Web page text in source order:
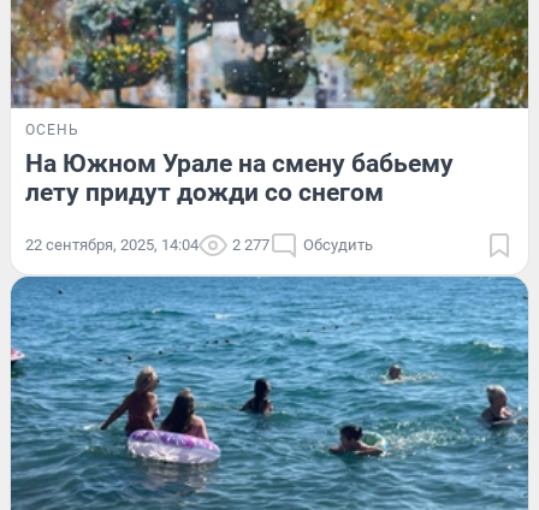
ОСЕНЬ
На Южном Урале на смену бабьему
лету придут дожди со снегом
22 сентября, 2025, 14:04 2 277 Обсудить